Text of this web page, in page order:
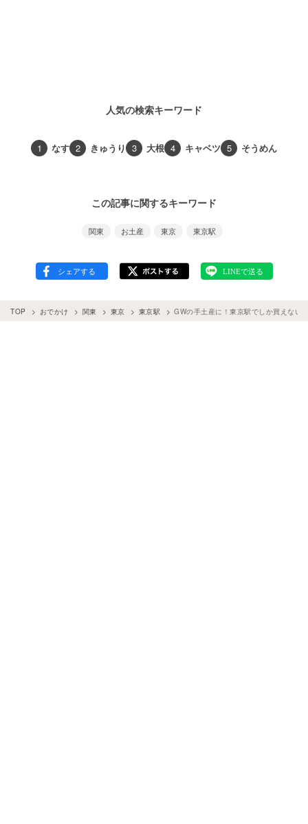
人気の検索キーワード
1 なす 2 きゅうり 3 大根 4 キャベツ 5 そうめん
この記事に関するキーワード
関東 お土産 東京 東京駅
TOP おでかけ 関東 東京 東京駅 GWの手土産に！東京駅でしか買えない